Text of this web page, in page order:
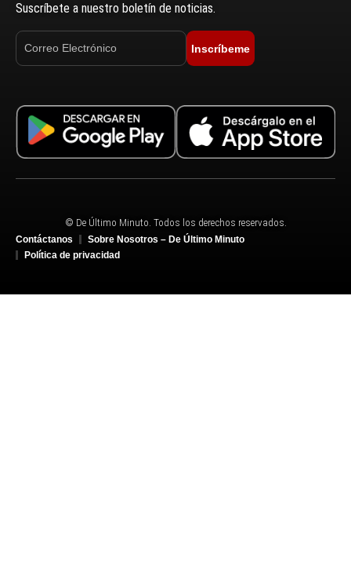
Suscríbete a nuestro boletín de noticias.
Inscríbeme
© De Último Minuto. Todos los derechos reservados.
Contáctanos
Sobre Nosotros – De Último Minuto
Política de privacidad